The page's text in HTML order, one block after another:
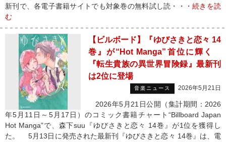
新刊で、各電子書籍サイトでも対象巻の無料試し読・・・続きを読
む
【ビルボード】『ゆびさきと恋々 14
巻』が“Hot Manga”首位に輝く
『転生貴族の異世界冒険録』最新刊
は2位に登場
音楽ニュース 2026年5月21日
2026年5月21日公開（集計期間：2026
年5月11日～5月17日）のコミック書籍チャート“Billboard Japan
Hot Manga”で、森下suu『ゆびさきと恋々 14巻』が1位を獲得し
た。 5月13日に発売された最新刊『ゆびさきと恋々 14巻』は、電